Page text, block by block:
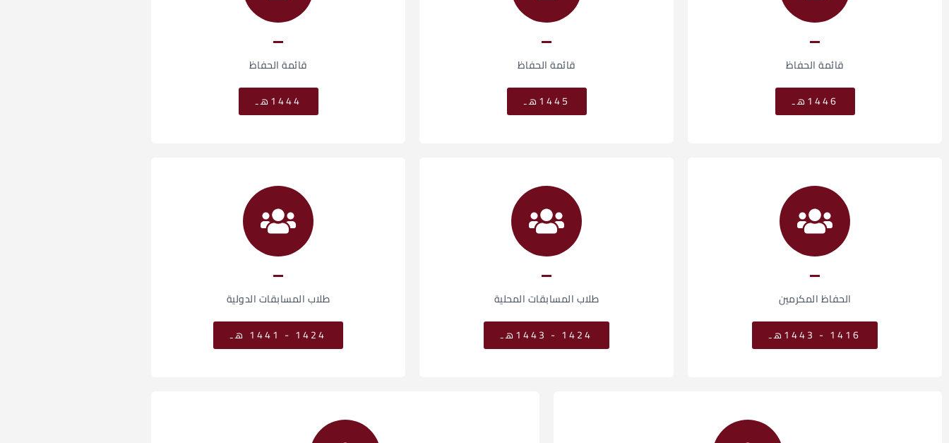
قائمة الحفاظ
1446هـ
قائمة الحفاظ
1445هـ
قائمة الحفاظ
1444هـ
الحفاظ المكرمين
1416 - 1443هـ
طلاب المسابقات المحلية
1424 - 1443هـ
طلاب المسابقات الدولية
1424 - 1441 هـ